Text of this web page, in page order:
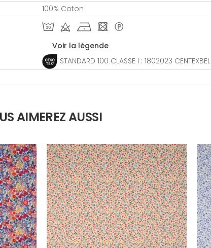
100% Coton
T d h - *
Voir la légende
STANDARD 100 CLASSE I : 1802023 CENTEXBEL
AIMEREZ AUSSI